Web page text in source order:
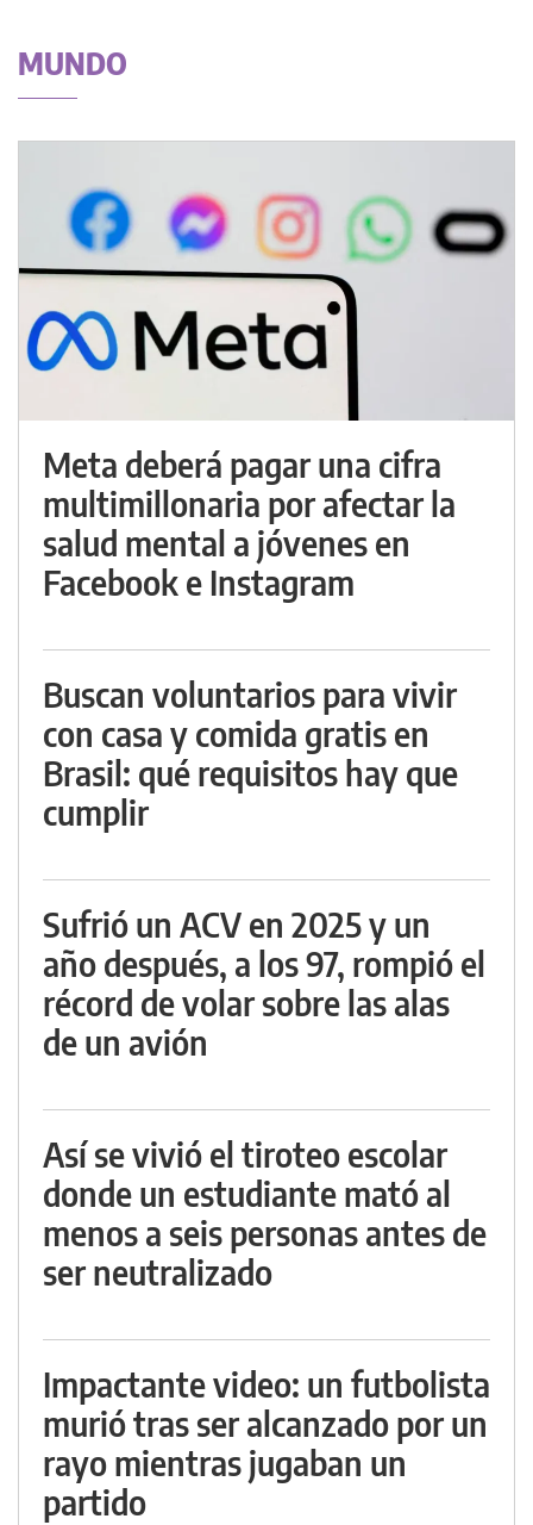
MUNDO
Meta deberá pagar una cifra
multimillonaria por afectar la
salud mental a jóvenes en
Facebook e Instagram
Buscan voluntarios para vivir
con casa y comida gratis en
Brasil: qué requisitos hay que
cumplir
Sufrió un ACV en 2025 y un
año después, a los 97, rompió el
récord de volar sobre las alas
de un avión
Así se vivió el tiroteo escolar
donde un estudiante mató al
menos a seis personas antes de
ser neutralizado
Impactante video: un futbolista
murió tras ser alcanzado por un
rayo mientras jugaban un
partido